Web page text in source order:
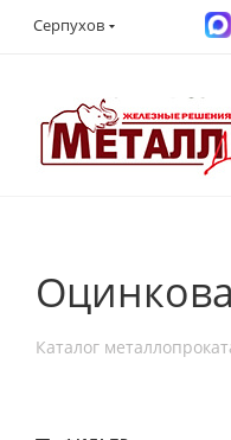
Серпухов
Каталог